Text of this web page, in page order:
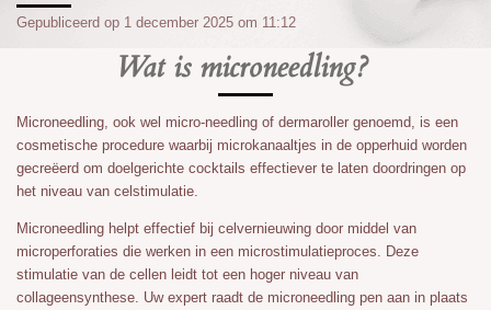
Gepubliceerd op 1 december 2025 om 11:12
Wat is microneedling?
Microneedling, ook wel micro-needling of dermaroller genoemd, is een
cosmetische procedure waarbij microkanaaltjes in de opperhuid worden
gecreëerd om doelgerichte cocktails effectiever te laten doordringen op
het niveau van celstimulatie.
Microneedling helpt effectief bij celvernieuwing door middel van
microperforaties die werken in een microstimulatieproces. Deze
stimulatie van de cellen leidt tot een hoger niveau van
collageensynthese. Uw expert raadt de microneedling pen aan in plaats